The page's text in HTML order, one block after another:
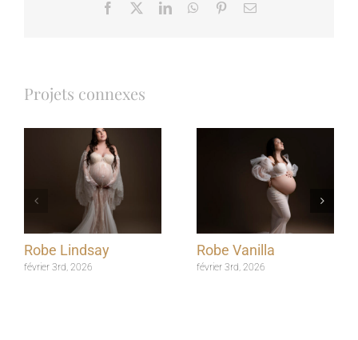
Facebook LinkedInWhatsApp
PinterestEmail
Projets connexes
Robe Lindsay
février 3rd, 2026
Robe Vanilla
février 3rd, 2026